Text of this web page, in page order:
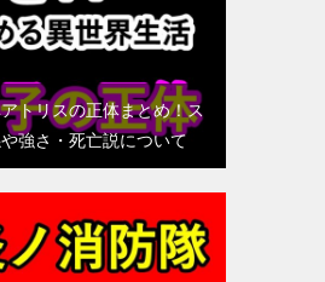
トリスの正体まとめ！ス
強さ・死亡説について